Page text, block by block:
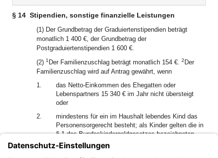
§ 14 Stipendien, sonstige finanzielle Leistungen
(1) Der Grundbetrag der Graduiertenstipendien beträgt
monatlich 1 400 €, der Grundbetrag der
Postgraduiertenstipendien 1 600 €.
(2) 1 Der Familienzuschlag beträgt monatlich 154 €. 2 Der
Familienzuschlag wird auf Antrag gewährt, wenn
1.
das Netto-Einkommen des Ehegatten oder
Lebenspartners 15 340 € im Jahr nicht übersteigt
oder
2.
mindestens für ein im Haushalt lebendes Kind das
Personensorgerecht besteht; als Kinder gelten die in
§ 1 des Bundeskindergeldgesetzes bezeichneten
Personen.